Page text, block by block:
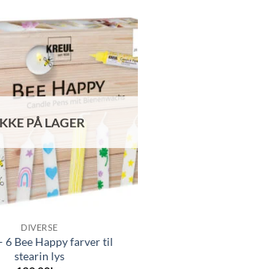
PÅ LAGER
DIVERSE
6 Bee Happy farver til
stearin lys